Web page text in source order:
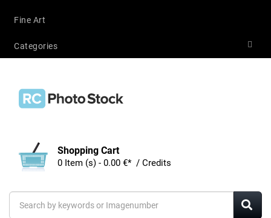
Fine Art
Categories
Shopping Cart
0 Item (s) - 0.00 €* / Credits